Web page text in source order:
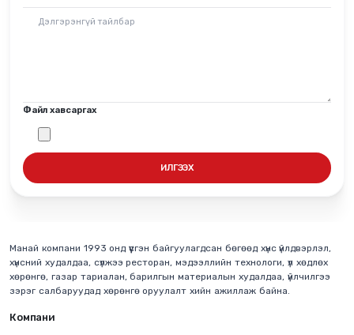
Файл хавсаргах
ИЛГЭЭХ
Манай компани 1993 онд үүсгэн байгуулагдсан бөгөөд хүнс үйлдвэрлэл,
хүнсний худалдаа, сүлжээ ресторан, мэдээллийн технологи, үл хөдлөх
хөрөнгө, газар тариалан, барилгын материалын худалдаа, үйлчилгээ
зэрэг салбаруудад хөрөнгө оруулалт хийн ажиллаж байна.
Компани